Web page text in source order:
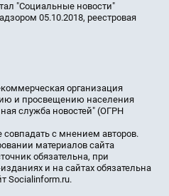
"Социальные новости"
05.10.2018, реестровая
организация
и просвещению населения
служба новостей" (ОГРН
с мнением авторов.
материалов сайта
обязательна, при
и на сайтах обязательна
Socialinform.ru.